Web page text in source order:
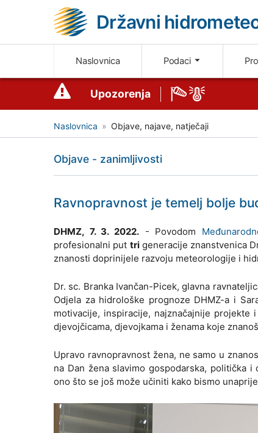
Državni
Naslovnica Podaci
Upozorenja
Naslovnica Objave, najave, natječaji
Objave - zanimljivosti
Ravnopravnost je temelj bolje
DHMZ, 7. 3. 2022. - Povodom
profesionalni put trigeneracije znanstvenica
znanosti doprinijele razvoju meteorologije i
Dr. sc. Branka Ivančan-Picek, glavna
Odjela za hidrološke prognoze DHMZ-a i
motivacije, inspiracije, najznačajnije
djevojčicama, djevojkama i ženama koje
Upravo ravnopravnost žena, ne samo u
na Dan žena slavimo gospodarska, politička
ono što se još može učiniti kako bismo